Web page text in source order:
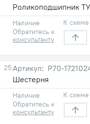
Роликоподшипник
Наличие
Обратитесь к
консультанту
К схеме
25
Р70-
Шестерня
Наличие
Обратитесь к
консультанту
К схеме